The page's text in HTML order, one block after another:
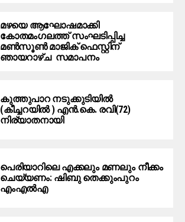
മഴയെ ആഘോഷമാക്കി
കോതമംഗലത്ത് സംഘടിപ്പിച്ച
മൺസൂൺ മാജിക് ഫെസ്റ്റിന്
ഞായറാഴ്ച സമാപനം
കുത്തുപാറ നടുക്കുടിയിൽ
(കീച്ചറയിൽ ) എൻ.കെ. രവി(72)
നിര്യാതനായി
പെരിയാറിലെ എക്കലും മണലും നീക്കം
ചെയ്യണം: ഷിബു തെക്കുംപുറം
എംഎൽഎ